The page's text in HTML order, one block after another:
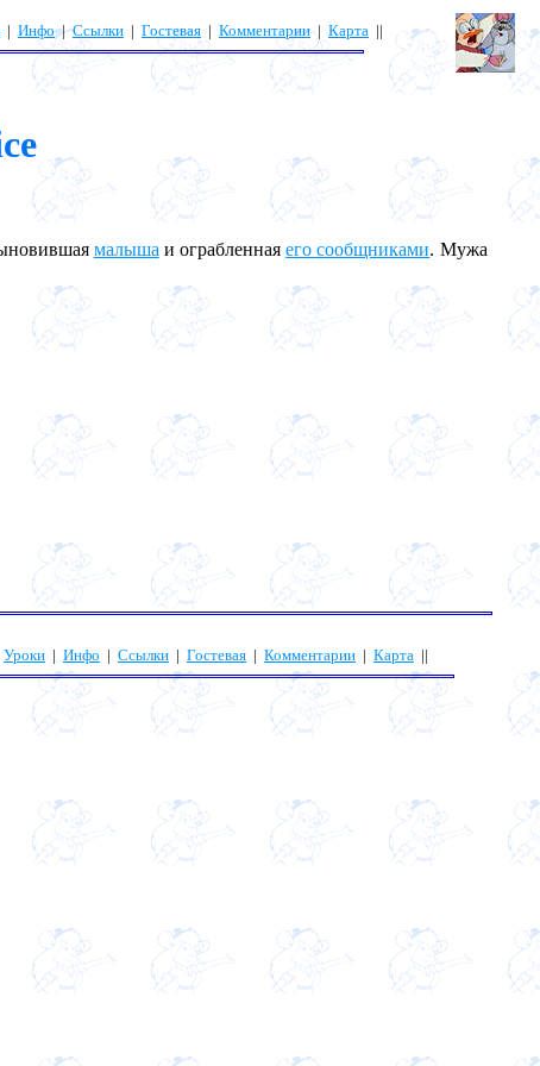
| Инфо|Ссылки | Гостевая | Комментарии| Карта ||
малыша и ограбленнаяего сообщниками. Мужа
Уроки | Инфо | Ссылки | Гостевая | Комментарии | Карта ||